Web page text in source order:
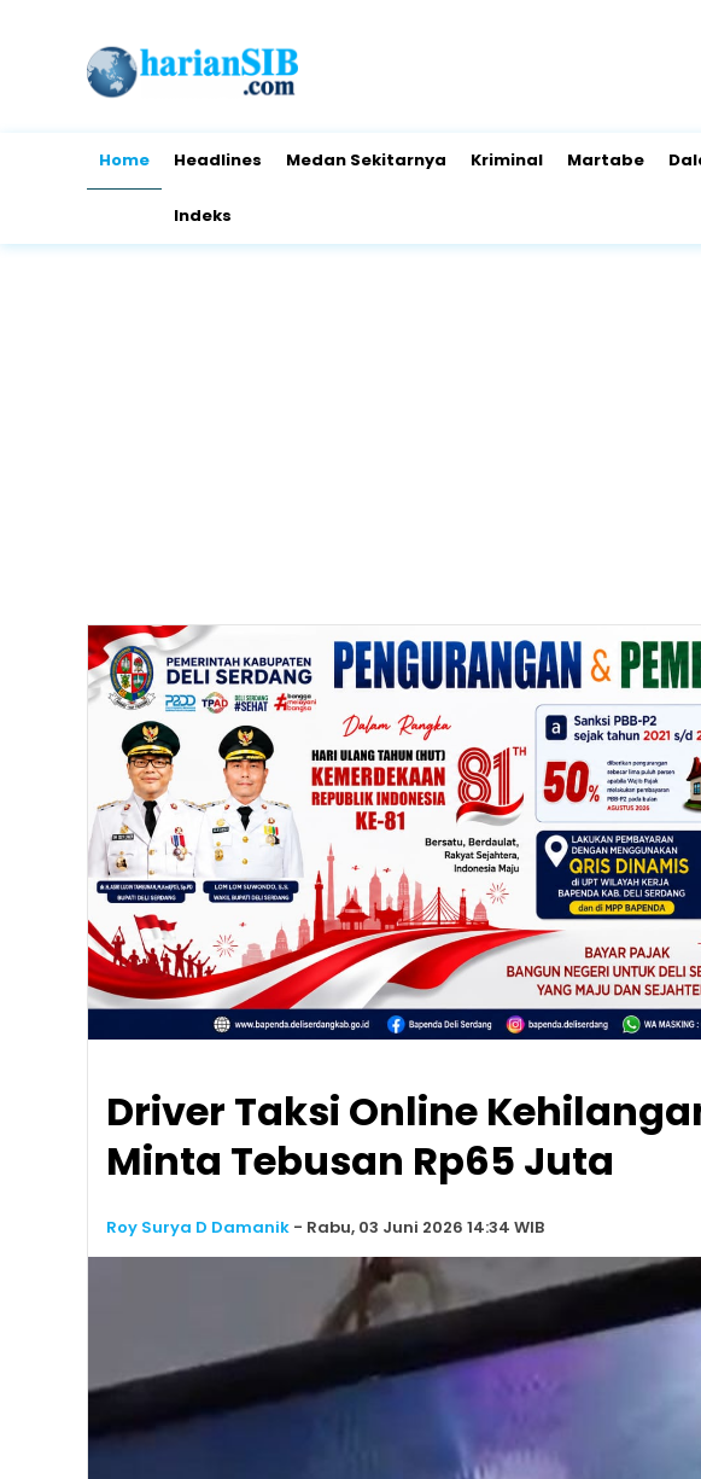
Home Headlines Medan Sekitarnya Kriminal Martabe
Indeks
Driver Taksi Online
Minta Tebusan Rp65 Juta
Roy Surya D Damanik - Rabu, 03 Juni 2026 14:34 WIB